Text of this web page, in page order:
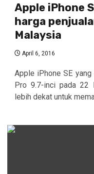
Apple iPhone
harga
Malaysia
April 6, 2016
Apple iPhone SE
Pro 9.7-inci pada 22
lebih dekat untuk